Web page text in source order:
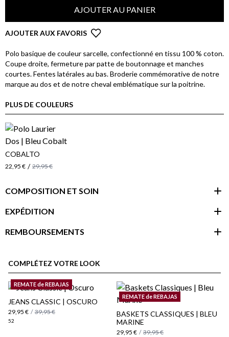
AJOUTER AU PANIER
AJOUTER AUX FAVORIS
Polo basique de couleur sarcelle, confectionné en tissu 100 % coton.
Coupe droite, fermeture par patte de boutonnage et manches
courtes. Fentes latérales au bas. Broderie commémorative de notre
marque au dos et de notre cheval emblématique sur la poitrine.
PLUS DE COULEURS
COBALTO
22,95 € / 29,95 €
COMPOSITION ET SOIN
EXPÉDITION
REMBOURSEMENTS
COMPLÉTEZ VOTRE LOOK
REMATE de REBAJAS
JEANS CLASSIC | OSCURO
29,95 € / 39,95 €
52
REMATE de REBAJAS
BASKETS CLASSIQUES | BLEU
MARINE
29,95 € / 39,95 €